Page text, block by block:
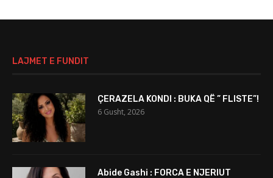
LAJMET E FUNDIT
ÇERAZELA KONDI : BUKA QË ” FLISTE”!
6 Gusht, 2026
Abide Gashi : FORCA E NJERIUT